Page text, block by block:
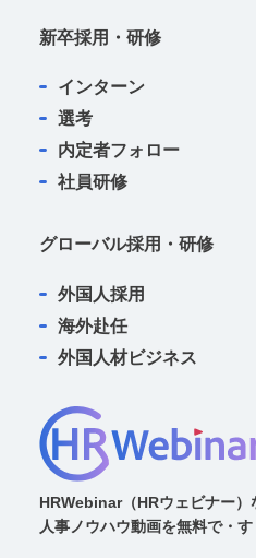
合当社は何らの責任を負
（1） 利用者自らが当サ
の手段を用いて特定の企
にする場合
（2） 利用者自ら、また
特定できてしまった場合
において、利用者自らが
たそれが利用された場合
（4） 利用者本人以外が
■外部委託について
当社は個人情報の取り
外部に委託する場合が
合には、充分な個人情報
HRWebinar（HRウェビナー）
人事ノウハウ動画を無料で・
新卒採用・研修
インターン
選考
内定者フォロー
社員研修
グローバル採用・研修
外国人採用
海外赴任
外国人材ビジネス